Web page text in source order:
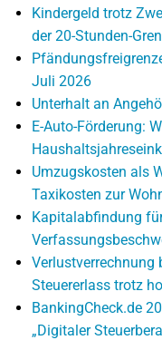
Kindergeld trotz
der 20-Stunden-
Juli 2026
Unterhalt an
E-Auto-Förderung:
Umzugskosten als
Taxikosten zur
Kapitalabfindung
Verlustverrechnung
Steuererlass trotz
BankingCheck.de
„Digitaler